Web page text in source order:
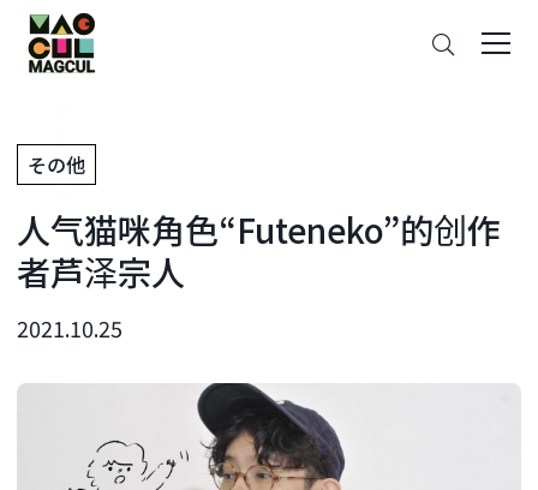
ン
テ
ン
に
ス
キ
ッ
プ
その他
人气猫咪角色“Futeneko”的创作
者芦泽宗人
2021.10.25